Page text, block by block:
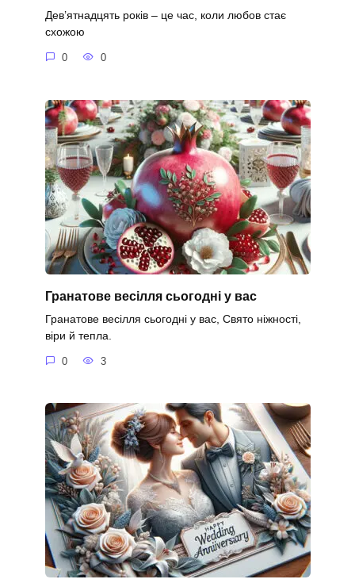
Дев’ятнадцять років – це час, коли любов стає
схожою
0 0
Гранатове весілля сьогодні у вас
Гранатове весілля сьогодні у вас, Свято ніжності,
віри й тепла.
0 3